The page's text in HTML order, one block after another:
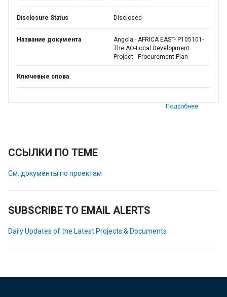
Disclosure Status Disclosed
Название документа
Angola - AFRICA EAST- P105101-
The AO-Local Development
Project - Procurement Plan
Ключевые слова
Подробнее
ССЫЛКИ ПО ТЕМЕ
См. документы по проектам
SUBSCRIBE TO EMAIL ALERTS
Daily Updates of the Latest Projects & Documents